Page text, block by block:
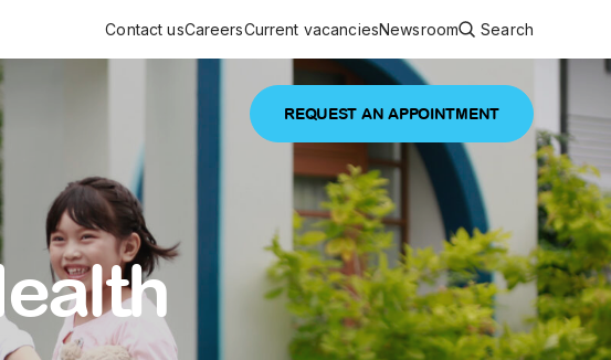
V
Featured article
Announcements
services
for every stage of life
care
providing comprehensive interdisciplinary
services
REQUEST AN APPOINTMENT
Contact usCareersCurrent vacanciesNewsroom Search